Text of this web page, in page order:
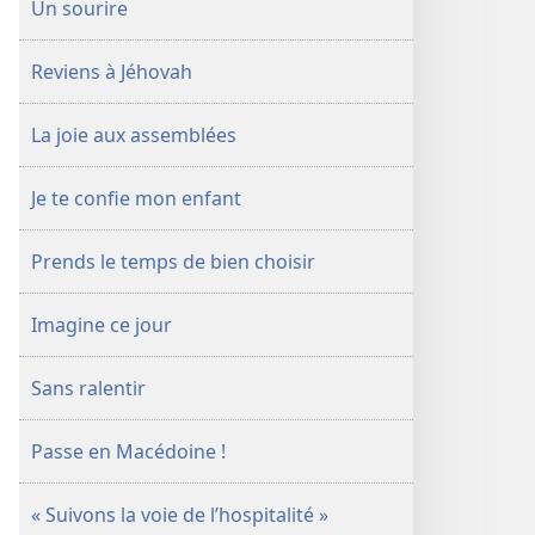
Un sourire
Reviens à Jéhovah
La joie aux assemblées
Je te confie mon enfant
Prends le temps de bien choisir
Imagine ce jour
Sans ralentir
Passe en Macédoine !
« Suivons la voie de l’hospitalité »